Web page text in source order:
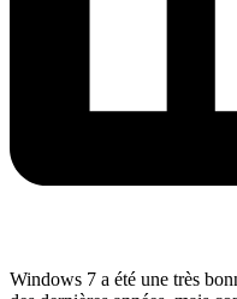
Windows 7 a été une très